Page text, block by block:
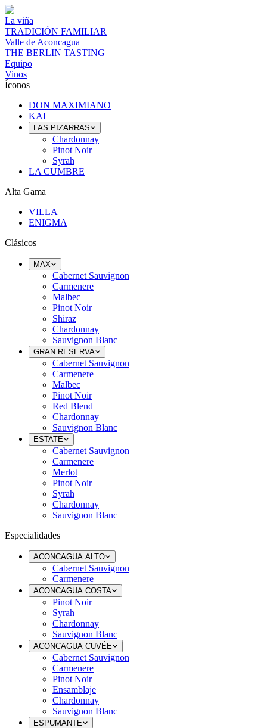
La viña
TRADICIÓN FAMILIAR
Valle de Aconcagua
THE BERLIN TASTING
Equipo
Vinos
Íconos
DON MAXIMIANO
KAI
LAS PIZARRAS
Chardonnay
Pinot Noir
Syrah
LA CUMBRE
Alta Gama
VILLA
ENIGMA
Clásicos
MAX
Cabernet Sauvignon
Carmenere
Malbec
Pinot Noir
Shiraz
Chardonnay
Sauvignon Blanc
GRAN RESERVA
Cabernet Sauvignon
Carmenere
Malbec
Pinot Noir
Red Blend
Chardonnay
Sauvignon Blanc
ESTATE
Cabernet Sauvignon
Carmenere
Merlot
Pinot Noir
Syrah
Chardonnay
Sauvignon Blanc
Especialidades
ACONCAGUA ALTO
Cabernet Sauvignon
Carmenere
ACONCAGUA COSTA
Pinot Noir
Syrah
Chardonnay
Sauvignon Blanc
ACONCAGUA CUVÉE
Cabernet Sauvignon
Carmenere
Pinot Noir
Ensamblaje
Chardonnay
Sauvignon Blanc
ESPUMANTE